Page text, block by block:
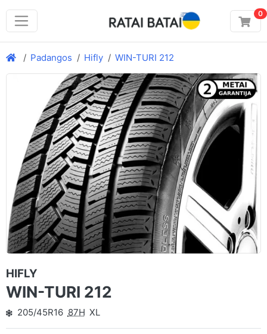
0
Padangos Hifly WIN-TURI 212
HIFLY
WIN-TURI 212
205/45R16 87H XL